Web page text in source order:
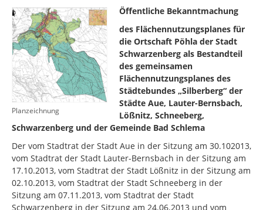
Planzeichnung
Öffentliche Bekanntmachung
des Flächennutzungsplanes für
die Ortschaft Pöhla der Stadt
Schwarzenberg als Bestandteil
des gemeinsamen
Flächennutzungsplanes des
Städtebundes „Silberberg“ der
Städte Aue, Lauter-Bernsbach,
Lößnitz, Schneeberg,
Schwarzenberg und der Gemeinde Bad Schlema
Der vom Stadtrat der Stadt Aue in der Sitzung am 30.102013,
vom Stadtrat der Stadt Lauter-Bernsbach in der Sitzung am
17.10.2013, vom Stadtrat der Stadt Lößnitz in der Sitzung am
02.10.2013, vom Stadtrat der Stadt Schneeberg in der
Sitzung am 07.11.2013, vom Stadtrat der Stadt
Schwarzenberg in der Sitzung am 24.06.2013 und vom